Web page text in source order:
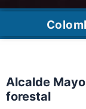
Alcalde
forestal